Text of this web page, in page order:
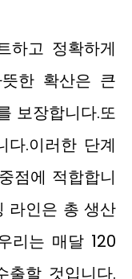
하고 정확하게
한 확산은 큰
보장합니다.또
.이러한 단계
점에 적합합니
라인은 총 생산
리는 매달 120
출할 것입니다.